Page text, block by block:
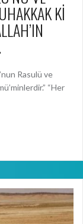
Kİ
Rasulü ve
“Her